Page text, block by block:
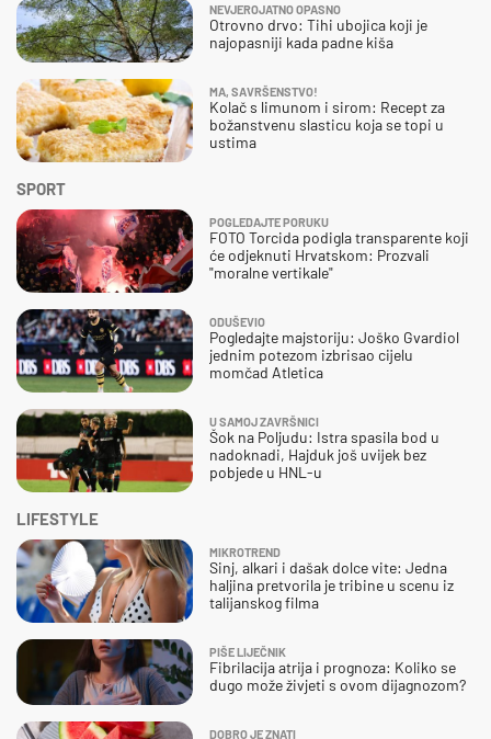
SPORT
POGLEDAJTE PORUKU
FOTO Torcida podigla transparente koji
će odjeknuti Hrvatskom: Prozvali
"moralne vertikale"
ODUŠEVIO
Pogledajte majstoriju: Joško Gvardiol
jednim potezom izbrisao cijelu
momčad Atletica
U SAMOJ ZAVRŠNICI
Šok na Poljudu: Istra spasila bod u
nadoknadi, Hajduk još uvijek bez
pobjede u HNL-u
NEVJEROJATNO OPASNO
Otrovno drvo: Tihi ubojica koji je
najopasniji kada padne kiša
MA, SAVRŠENSTVO!
Kolač s limunom i sirom: Recept za
božanstvenu slasticu koja se topi u
ustima
LIFESTYLE
MIKROTREND
Sinj, alkari i dašak dolce vite: Jedna
haljina pretvorila je tribine u scenu iz
talijanskog filma
PIŠE LIJEČNIK
Fibrilacija atrija i prognoza: Koliko se
dugo može živjeti s ovom dijagnozom?
DOBRO JE ZNATI